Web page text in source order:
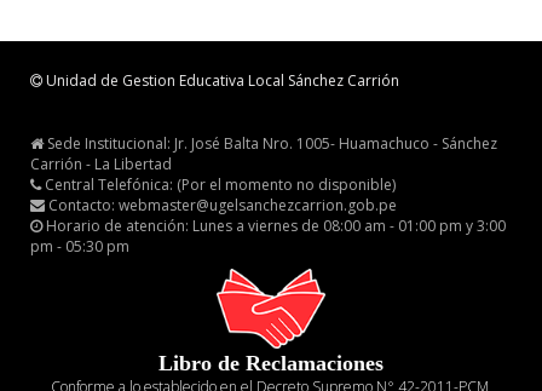
Unidad de Gestion Educativa Local Sánchez Carrión
Sede Institucional: Jr. José Balta Nro. 1005- Huamachuco - Sánchez
Carrión - La Libertad
Central Telefónica: (Por el momento no disponible)
Contacto: webmaster@ugelsanchezcarrion.gob.pe
Horario de atención: Lunes a viernes de 08:00 am - 01:00 pm y 3:00
pm - 05:30 pm
Libro de Reclamaciones
Conforme a lo establecido en el Decreto Supremo N° 42-2011-PCM,